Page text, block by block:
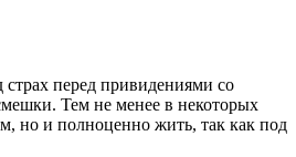
перед привидениями со
Тем не менее в некоторых
но и полноценно жить, так как под